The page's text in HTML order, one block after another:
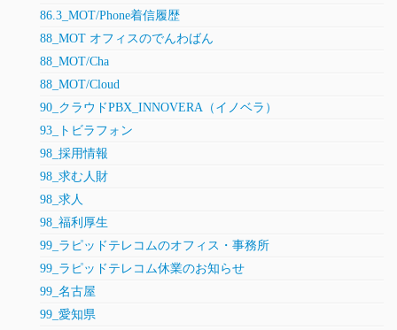
86.3_MOT/Phone着信履歴
88_MOT オフィスのでんわばん
88_MOT/Cha
88_MOT/Cloud
90_クラウドPBX_INNOVERA（イノベラ）
93_トビラフォン
98_採用情報
98_求む人財
98_求人
98_福利厚生
99_ラピッドテレコムのオフィス・事務所
99_ラピッドテレコム休業のお知らせ
99_名古屋
99_愛知県